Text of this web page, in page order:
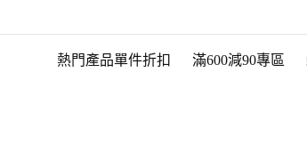
熱門產品單件折扣 滿600減90專區